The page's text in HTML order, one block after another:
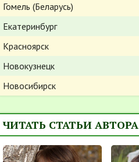
Гомель (Беларусь)
Екатеринбург
Красноярск
Новокузнецк
Новосибирск
ЧИТАТЬ СТАТЬИ АВТОРА